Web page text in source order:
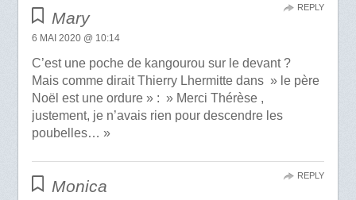
Mary
6 MAI 2020 @ 10:14
C’est une poche de kangourou sur le devant ?
Mais comme dirait Thierry Lhermitte dans » le père
Noël est une ordure » : » Merci Thérèse ,
justement, je n’avais rien pour descendre les
poubelles… »
REPLY
Monica
REPLY